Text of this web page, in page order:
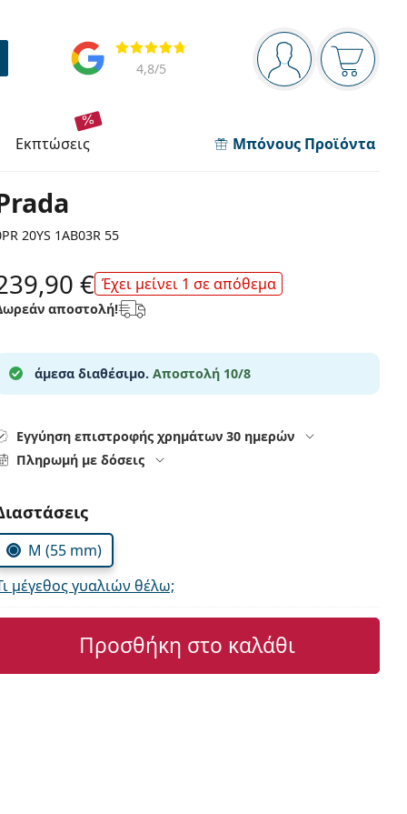
Πίνακας πλοήγησης
Είστε
Το
Αξιολογήσεις
4,8/5
εκπτώσεις Μπόνους Προϊόντα
20YS 1AB03R 55
€ Έχει μείνει 1 σε απόθεμα
αποστολή!
άμεσα διαθέσιμο. Αποστολή 10/8
Εγγύηση επιστροφής χρημάτων 30 ημερών
Πληρωμή με δόσεις
τις παράμετρους
M (55 mm)
μέγεθος γυαλιών θέλω;
Προσθήκη στο καλάθι